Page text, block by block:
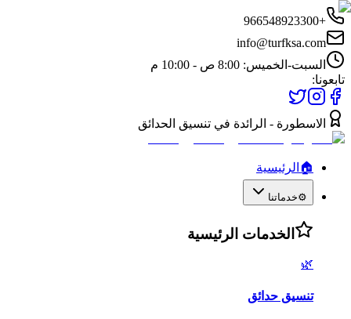
+966548923300
info@turfksa.com
السبت-الخميس: 8:00 ص - 10:00 م
تابعونا:
الاسطورة - الرائدة في تنسيق الحدائق
🏠 الرئيسية
⚙️خدماتنا
الخدمات الرئيسية
🌿
تنسيق حدائق